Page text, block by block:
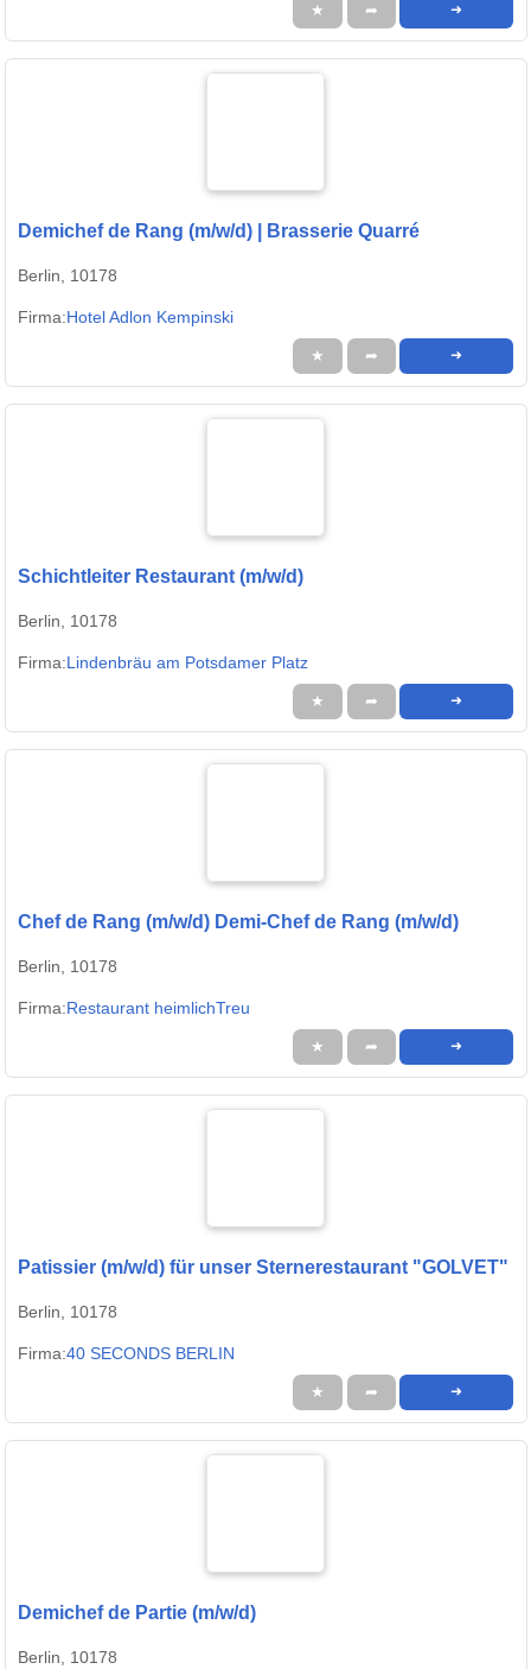
★ ➦ ➜
Demichef de Rang (m/w/d) | Brasserie Quarré
Berlin, 10178
Firma:Hotel Adlon Kempinski
★ ➦ ➜
Schichtleiter Restaurant (m/w/d)
Berlin, 10178
Firma:Lindenbräu am Potsdamer Platz
★ ➦ ➜
Chef de Rang (m/w/d) Demi-Chef de Rang (m/w/d)
Berlin, 10178
Firma:Restaurant heimlichTreu
★ ➦ ➜
Patissier (m/w/d) für unser Sternerestaurant "GOLVET"
Berlin, 10178
Firma:40 SECONDS BERLIN
★ ➦ ➜
Demichef de Partie (m/w/d)
Berlin, 10178